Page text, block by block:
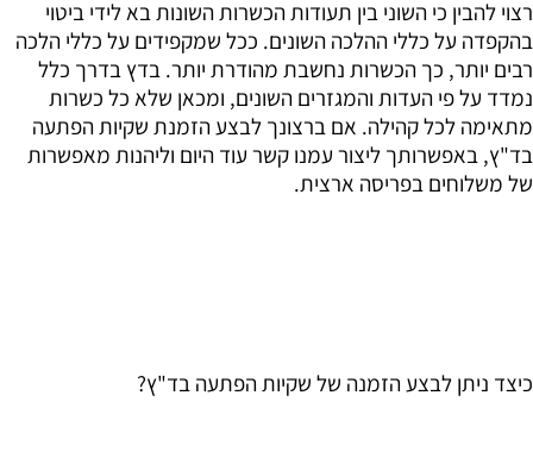
רצוי להבין כי השוני בין תעודות הכשרות השונות בא לידי ביטוי
בהקפדה על כללי ההלכה השונים. ככל שמקפידים על כללי הלכה
רבים יותר, כך הכשרות נחשבת מהודרת יותר. בדץ בדרך כלל
נמדד על פי העדות והמגזרים השונים, ומכאן שלא כל כשרות
מתאימה לכל קהילה. אם ברצונך לבצע הזמנת שקיות הפתעה
בד"ץ, באפשרותך ליצור עמנו קשר עוד היום וליהנות מאפשרות
של משלוחים בפריסה ארצית.
כיצד ניתן לבצע הזמנה של שקיות הפתעה בד"ץ?